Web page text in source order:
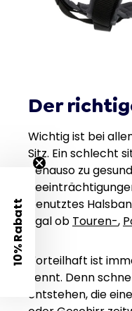
Der
Wichtig ist bei
Sitz. Ein schlecht
genauso zu
benutztes
egal ob Touren-,
Vorteilhaft ist
kennt. Denn
entstehen, die
10% Rabatt